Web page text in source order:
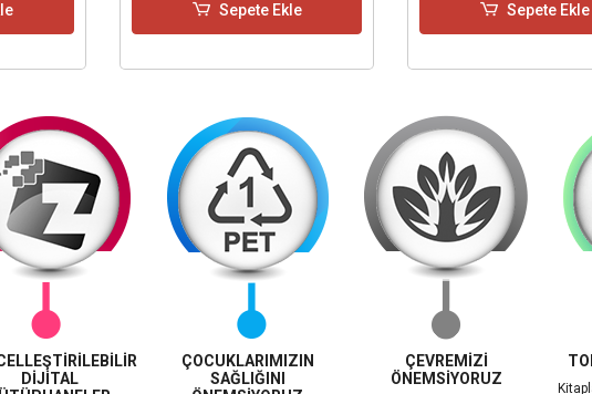
Sepete Ekle Sepete Ekle
DİJİTAL
ÇOCUKLARIMIZIN
SAĞLIĞINI
ÇEVREMİZİ
ÖNEMSİYORUZ